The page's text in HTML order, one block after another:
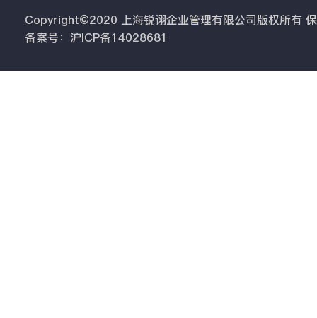
Copyright©2020 上海锐诩企业管理有限公司版权所有
备案号：沪ICP备14028681